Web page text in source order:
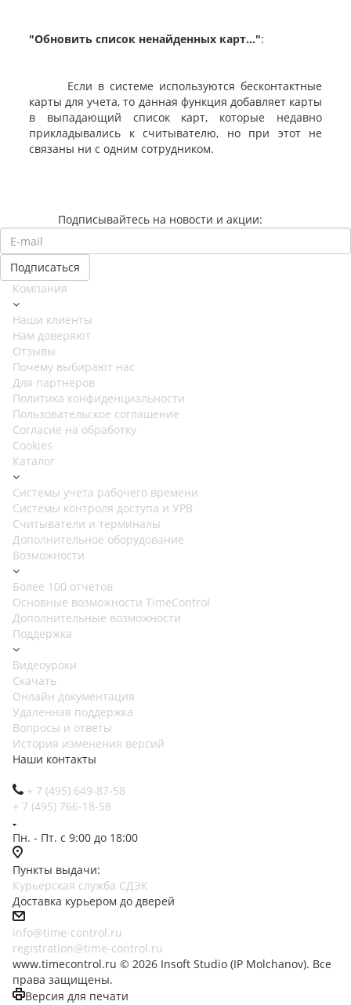
"Обновить список ненайденных карт...":
Если в системе используются бесконтактные
карты для учета, то данная функция добавляет карты
в выпадающий список карт, которые недавно
прикладывались к считывателю, но при этот не
связаны ни с одним сотрудником.
Подписывайтесь на новости и акции:
Компания
Наши клиенты
Нам доверяют
Отзывы
Почему выбирают нас
Для партнеров
Политика конфиденциальности
Пользовательское соглашение
Согласие на обработку
Cookies
Каталог
Cистемы учета рабочего времени
Системы контроля доступа и УРВ
Считыватели и терминалы
Дополнительное оборудование
Возможности
Более 100 отчетов
Основные возможности TimeControl
Дополнительные возможности
Поддержка
Видеоуроки
Скачать
Онлайн документация
Удаленная поддержка
Вопросы и ответы
История изменения версий
Наши контакты
+ 7 (495) 649-87-58
+ 7 (495) 766-18-58
Пн. - Пт. с 9:00 до 18:00
Пункты выдачи:
Курьерская служба СДЭК
Доставка курьером до дверей
info@time-control.ru
registration@time-control.ru
www.timecontrol.ru © 2026 Insoft Studio (IP Molchanov). Все
права защищены.
Версия для печати